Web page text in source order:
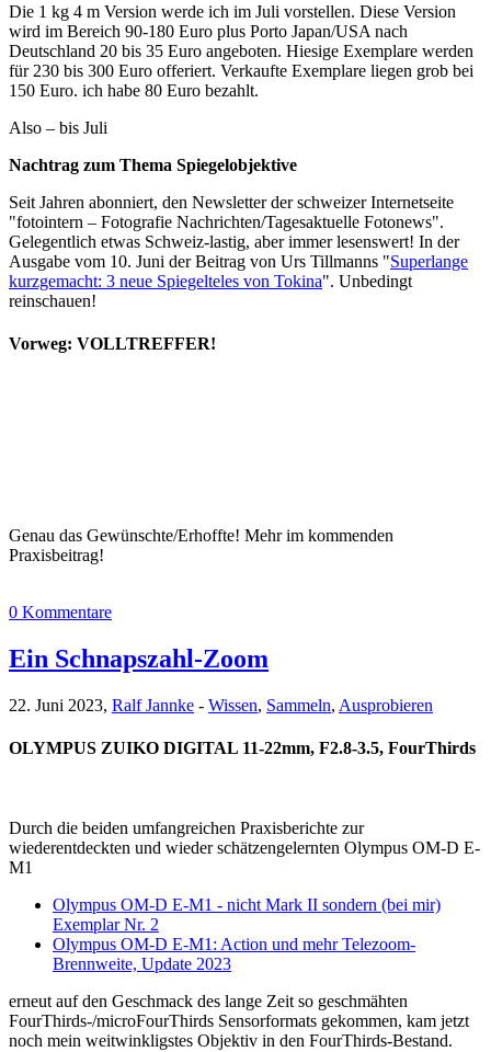
Die 1 kg 4 m Version werde ich im Juli vorstellen. Diese Version
wird im Bereich 90-180 Euro plus Porto Japan/USA nach
Deutschland 20 bis 35 Euro angeboten. Hiesige Exemplare werden
für 230 bis 300 Euro offeriert. Verkaufte Exemplare liegen grob bei
150 Euro. ich habe 80 Euro bezahlt.
Also – bis Juli
Nachtrag zum Thema Spiegelobjektive
Seit Jahren abonniert, den Newsletter der schweizer Internetseite
"fotointern – Fotografie Nachrichten/Tagesaktuelle Fotonews".
Gelegentlich etwas Schweiz-lastig, aber immer lesenswert! In der
Ausgabe vom 10. Juni der Beitrag von Urs Tillmanns "Superlange
kurzgemacht: 3 neue Spiegelteles von Tokina". Unbedingt
reinschauen!
Vorweg: VOLLTREFFER!
Genau das Gewünschte/Erhoffte! Mehr im kommenden
Praxisbeitrag!
0 Kommentare
Ein Schnapszahl-Zoom
22. Juni 2023, Ralf Jannke - Wissen, Sammeln, Ausprobieren
OLYMPUS ZUIKO DIGITAL 11-22mm, F2.8-3.5, FourThirds
Durch die beiden umfangreichen Praxisberichte zur
wiederentdeckten und wieder schätzengelernten Olympus OM-D E-
M1
Olympus OM-D E-M1 - nicht Mark II sondern (bei mir)
Exemplar Nr. 2
Olympus OM-D E-M1: Action und mehr Telezoom-
Brennweite, Update 2023
erneut auf den Geschmack des lange Zeit so geschmähten
FourThirds-/microFourThirds Sensorformats gekommen, kam jetzt
noch mein weitwinkligstes Objektiv in den FourThirds-Bestand.